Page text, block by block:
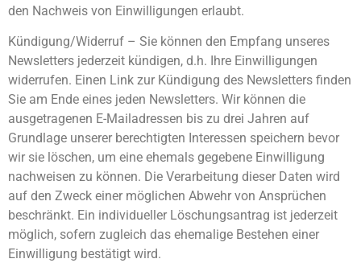
den Nachweis von Einwilligungen erlaubt.
Kündigung/Widerruf – Sie können den Empfang unseres
Newsletters jederzeit kündigen, d.h. Ihre Einwilligungen
widerrufen. Einen Link zur Kündigung des Newsletters finden
Sie am Ende eines jeden Newsletters. Wir können die
ausgetragenen E-Mailadressen bis zu drei Jahren auf
Grundlage unserer berechtigten Interessen speichern bevor
wir sie löschen, um eine ehemals gegebene Einwilligung
nachweisen zu können. Die Verarbeitung dieser Daten wird
auf den Zweck einer möglichen Abwehr von Ansprüchen
beschränkt. Ein individueller Löschungsantrag ist jederzeit
möglich, sofern zugleich das ehemalige Bestehen einer
Einwilligung bestätigt wird.